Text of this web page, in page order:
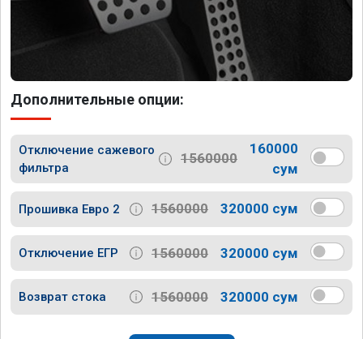
Дополнительные опции:
Отключение сажевого
фильтра
1560000
160000
сум
Прошивка Евро 2 1560000 320000 сум
Отключение ЕГР 1560000 320000 сум
Возврат стока 1560000 320000 сум